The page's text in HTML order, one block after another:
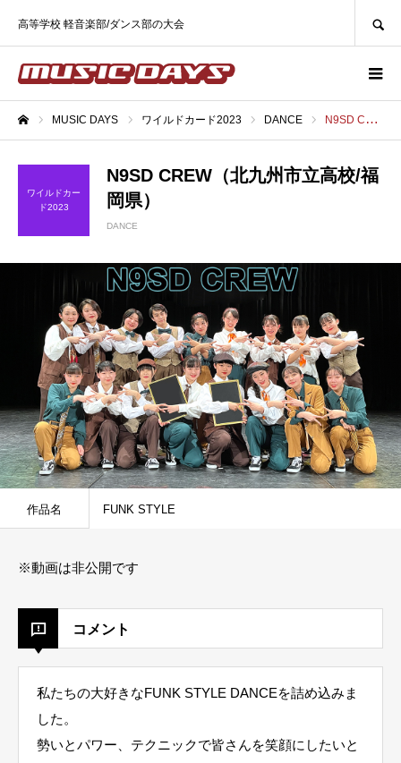
高等学校 軽音楽部/ダンス部の大会
MUSIC DAYS ワイルドカード2023 DANCE N9SD CREW（北九州市立高校/福岡県）
ワイルドカー
ド2023
N9SD CREW（北九州市立高校/福
岡県）
DANCE
作品名 FUNK STYLE
※動画は非公開です
コメント
私たちの大好きなFUNK STYLE DANCEを詰め込みま
した。
勢いとパワー、テクニックで皆さんを笑顔にしたいと